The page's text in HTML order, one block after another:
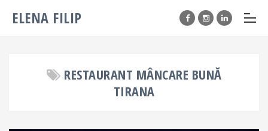
ELENA FILIP
RESTAURANT MÂNCARE BUNĂ
TIRANA